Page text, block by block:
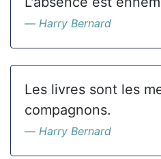
Harry Bernard
Les livres sont les
compagnons.
Harry Bernard